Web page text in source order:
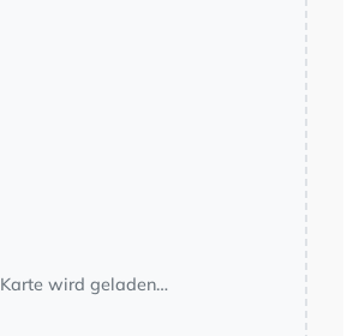
Karte wird geladen…